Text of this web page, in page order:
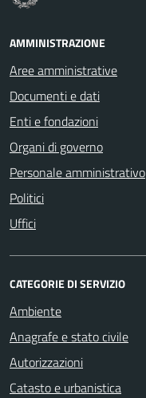
AMMINISTRAZIONE
Aree amministrative
Documenti e dati
Enti e fondazioni
Organi di governo
Personale amministrativo
Politici
Uffici
CATEGORIE DI SERVIZIO
Ambiente
Anagrafe e stato civile
Autorizzazioni
Catasto e urbanistica